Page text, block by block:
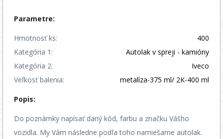
Parametre:
Hmotnosť ks:
400
Kategória 1:
Autolak v spreji - kamióny
Kategória 2:
Iveco
Veľkosť balenia:
metalíza-375 ml/ 2K-400 ml
Popis:
Do poznámky napísať daný kód, farbu a značku Vášho
vozidla. My Vám následne podľa toho namiešame autolak.